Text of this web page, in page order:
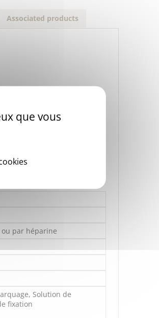
Associated products
ou par héparine
Solution de
fixation
que vous